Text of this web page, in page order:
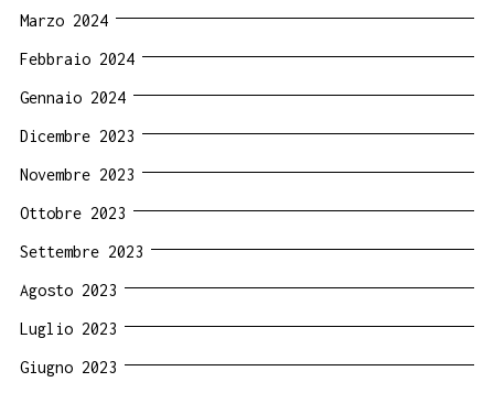
Marzo 2024
Febbraio 2024
Gennaio 2024
Dicembre 2023
Novembre 2023
Ottobre 2023
Settembre 2023
Agosto 2023
Luglio 2023
Giugno 2023